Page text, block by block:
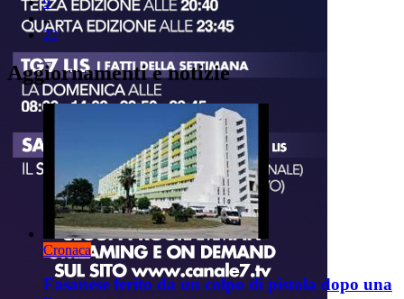
..
22
Aggiornamenti e notizie
Cronaca
Fasanese ferito da un colpo di pistola dopo una